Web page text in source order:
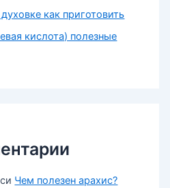
как приготовить
кислота) полезные
Чем полезен арахис?